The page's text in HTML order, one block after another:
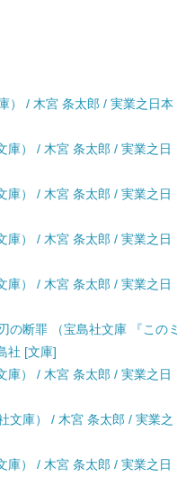
） / 木宮 条太郎 / 実業之日本
庫） / 木宮 条太郎 / 実業之日
庫） / 木宮 条太郎 / 実業之日
庫） / 木宮 条太郎 / 実業之日
庫） / 木宮 条太郎 / 実業之日
の断罪 （宝島社文庫 『このミ
社 [文庫]
庫） / 木宮 条太郎 / 実業之日
文庫） / 木宮 条太郎 / 実業之
庫） / 木宮 条太郎 / 実業之日